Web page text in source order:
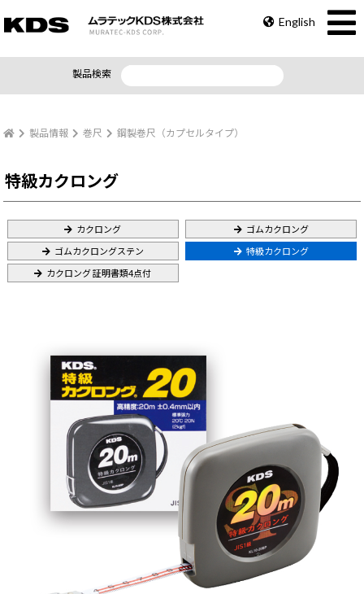
English
製品検索
製品情報 巻尺 鋼製巻尺（カプセルタイプ）
特級カクロング
カクロング ゴムカクロング
ゴムカクロングステン 特級カクロング
カクロング 証明書類4点付